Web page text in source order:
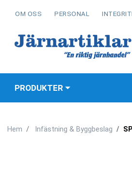
OM OSS PERSONAL
PRODUKTER
Hem Infästning & Byggbeslag